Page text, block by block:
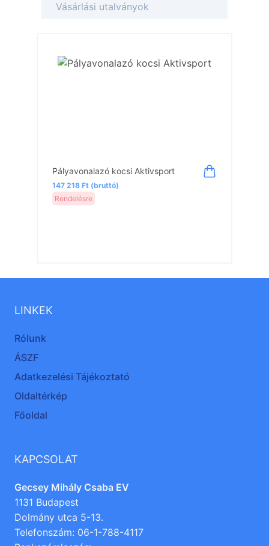
Vásárlási utalványok
Pályavonalazó kocsi Aktivsport
147 218 Ft (bruttó)
Rendelésre
LINKEK
Rólunk
ÁSZF
Adatkezelési Tájékoztató
Oldaltérkép
Főoldal
KAPCSOLAT
Gecsey Mihály Csaba EV
1131 Budapest
Dolmány utca 5-13.
Telefonszám: 06-1-788-4117